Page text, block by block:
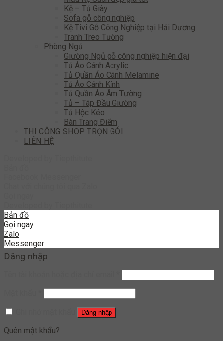
Kệ – Tủ Giày
Sofa gỗ công nghiệp
Kệ Tivi Gỗ Công Nghiệp tại Hải Dương
Tranh Treo Tường
Phòng Ngủ
Giường Ngủ gỗ công nghiệp hiện đại
Tủ Áo Cánh Acrylic
Tủ Quần Áo Cánh Melamine
Tủ Áo Cánh Kính
Tủ Quần Áo Âm Tường
Tủ – Táp Đầu Giường
Tủ Hộc Kéo
Bàn Trang Điểm
THI CÔNG SHOP TRỌN GÓI
LIÊN HỆ
Bản đồ
Gọi ngay
Zalo
Messenger
Đăng nhập
Đăng nhập
Quên mật khẩu?